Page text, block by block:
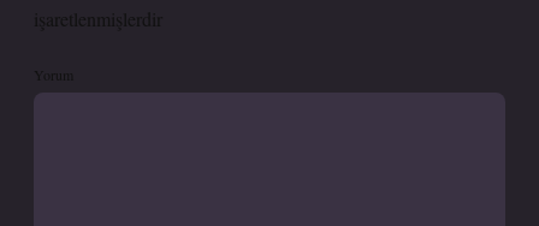
işaretlenmişlerdir
Yorum